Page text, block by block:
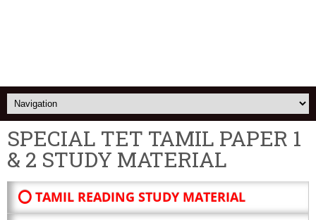
SPECIAL TET TAMIL PAPER 1
& 2 STUDY MATERIAL
⭕ TAMIL READING STUDY MATERIAL